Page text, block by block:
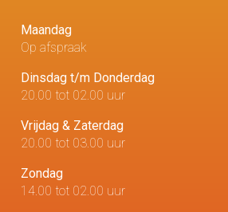
Maandag
Op afspraak
Dinsdag t/m Donderdag
20.00 tot 02.00 uur
Vrijdag & Zaterdag
20.00 tot 03.00 uur
Zondag
14.00 tot 02.00 uur